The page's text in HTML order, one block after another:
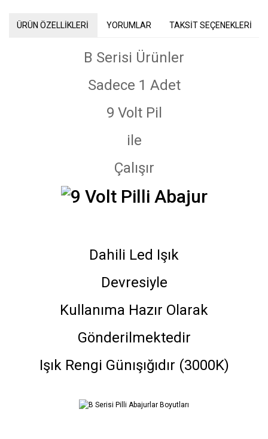
ÜRÜN ÖZELLİKLERİ YORUMLAR TAKSİT SEÇENEKLERİ
B Serisi Ürünler
Sadece 1 Adet
9 Volt Pil
ile
Çalışır
Dahili Led Işık
Devresiyle
Kullanıma Hazır Olarak
Gönderilmektedir
Işık Rengi Günışığıdır (3000K)